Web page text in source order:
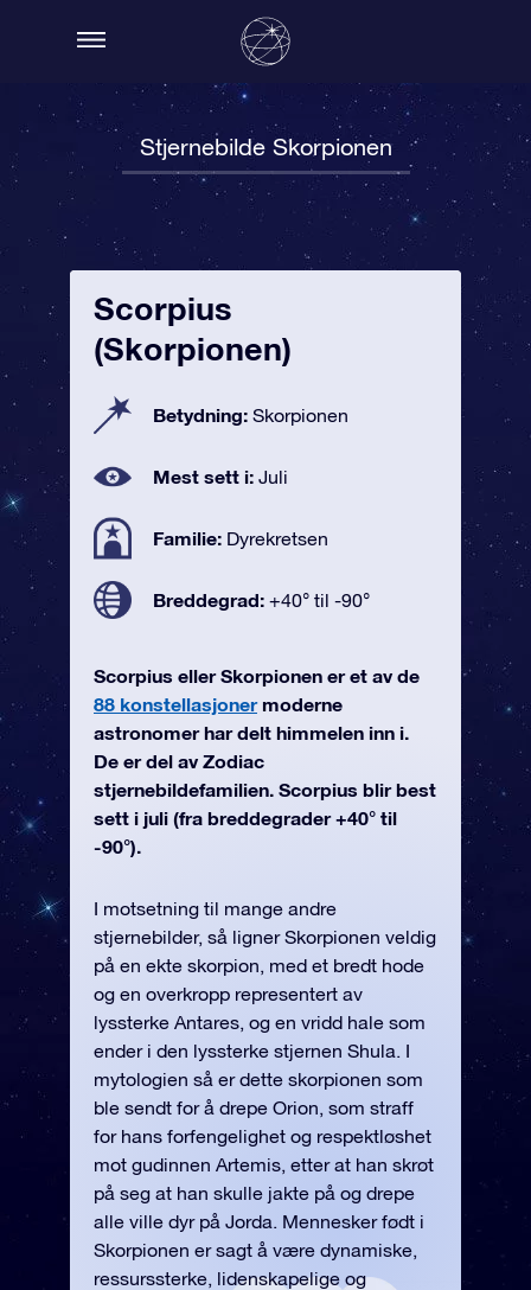
Stjernebilde Skorpionen
Scorpius
(Skorpionen)
Betydning: Skorpionen
Mest sett i: Juli
Familie: Dyrekretsen
Breddegrad: +40° til -90°
Scorpius eller Skorpionen er et av de
88 konstellasjonermoderne
astronomer har delt himmelen inn i.
De er del av Zodiac
stjernebildefamilien. Scorpius blir best
sett i juli (fra breddegrader +40° til
-90°).
I motsetning til mange andre
stjernebilder, så ligner Skorpionen veldig
på en ekte skorpion, med et bredt hode
og en overkropp representert av
lyssterke Antares, og en vridd hale som
ender i den lyssterke stjernen Shula. I
mytologien så er dette skorpionen som
ble sendt for å drepe Orion, som straff
for hans forfengelighet og respektløshet
mot gudinnen Artemis, etter at han skrøt
på seg at han skulle jakte på og drepe
alle ville dyr på Jorda. Mennesker født i
Skorpionen er sagt å være dynamiske,
ressurssterke, lidenskapelige og